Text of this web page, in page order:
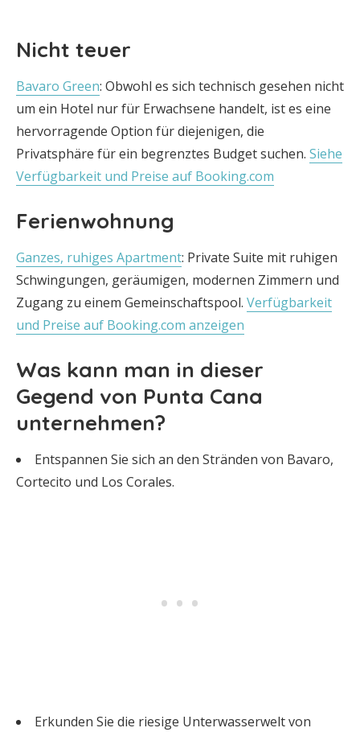
Nicht teuer
Bavaro Green: Obwohl es sich technisch gesehen nicht
um ein Hotel nur für Erwachsene handelt, ist es eine
hervorragende Option für diejenigen, die
Privatsphäre für ein begrenztes Budget suchen. Siehe
Verfügbarkeit und Preise auf Booking.com
Ferienwohnung
Ganzes, ruhiges Apartment: Private Suite mit ruhigen
Schwingungen, geräumigen, modernen Zimmern und
Zugang zu einem Gemeinschaftspool. Verfügbarkeit
und Preise auf Booking.com anzeigen
Was kann man in dieser
Gegend von Punta Cana
unternehmen?
Entspannen Sie sich an den Stränden von Bavaro,
Cortecito und Los Corales.
Erkunden Sie die riesige Unterwasserwelt von